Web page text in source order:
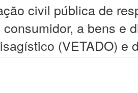
civil pública de
a bens e
(VETADO) e